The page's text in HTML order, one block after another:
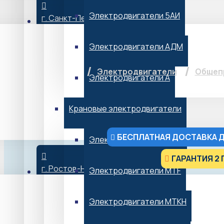
г. Санкт-Петербург
г. Ростов-На-Дону
Электродвигатели 5АИ
Электродвигатели АДМ
Электродвигатели А
Крановые электродвигатели
Электродвигатели МТН
Электродвигатели MTF
Электродвигатели МТКН
Электродвигатели
БЕСПЛАТНАЯ ДОСТАВКА
ГАРАНТИЯ 2
от 15 653 ₽*
*Не является публичной офертой
В НАЛИЧИИ